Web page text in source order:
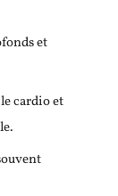
et
cardio et